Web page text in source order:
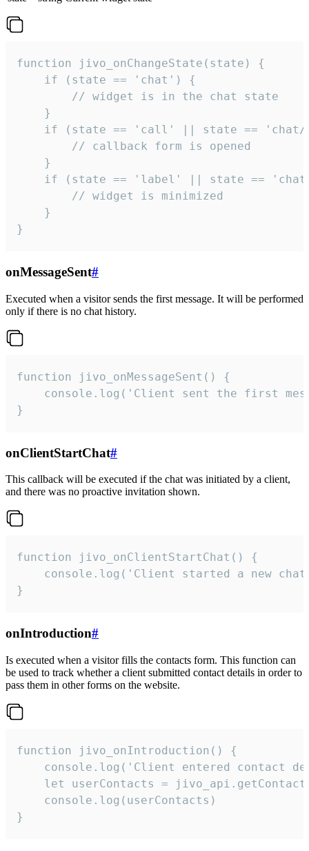
function jivo_onChangeState(state) {
    if (state == 'chat') {
        // widget is in the chat state
    }
if (state == 'call' || state ==
        // callback form is opened
    }
if (state == 'label' || state ==
        // widget is minimized
    }
}
onMessageSent#
Executed when a visitor sends the first message. It will be performed
only if there is no chat history.
function jivo_onMessageSent() {
console.log('Client sent the first
}
onClientStartChat#
This callback will be executed if the chat was initiated by a client,
and there was no proactive invitation shown.
function jivo_onClientStartChat() {
console.log('Client started a new
}
onIntroduction#
Is executed when a visitor fills the contacts form. This function can
be used to track whether a client submitted contact details in order to
pass them in other forms on the website.
function jivo_onIntroduction() {
console.log('Client entered contact
let userContacts =
    console.log(userContacts)
}